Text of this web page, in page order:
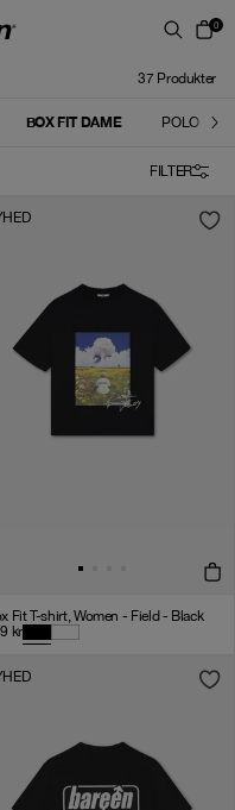
0
37 Produkter
BOX FIT DAME POLO
FILTER
Fit T-shirt, Women - Field - Black
kr